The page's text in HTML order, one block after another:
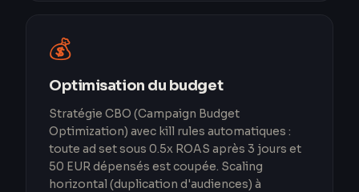
💰
Optimisation du budget
Stratégie CBO (Campaign Budget
Optimization) avec kill rules automatiques :
toute ad set sous 0.5x ROAS après 3 jours et
50 EUR dépensés est coupée. Scaling
horizontal (duplication d'audiences) à